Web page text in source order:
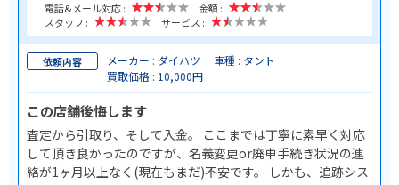
電話&メール対応 :
金額 :
スタッフ :
サービス :
依頼内容 メーカー : ダイハツ
車種 : タント
買取価格 : 10,000円
この店舗後悔します
査定から引取り、そして入金。 ここまでは丁寧に素早く対応
して頂き良かったのですが、名義変更or廃車手続き状況の連
絡が1ヶ月以上なく(現在もまだ)不安です。 しかも、追跡シス